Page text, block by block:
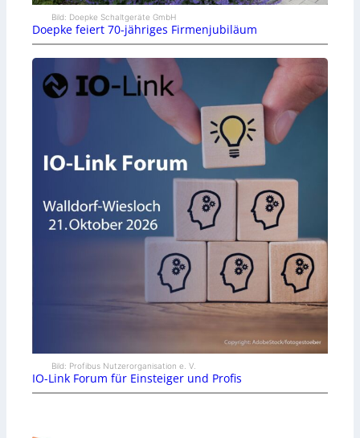
Bild: Doepke Schaltgeräte GmbH
Doepke feiert 70-jähriges Firmenjubiläum
Bild: Profibus Nutzerorganisation e. V.
IO-Link Forum für Einsteiger und Profis